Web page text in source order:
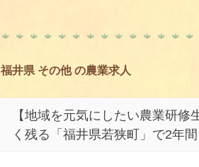
福井県 その他 の農業求人
【地域を元気にしたい農業研
く残る「福井県若狭町」で2年